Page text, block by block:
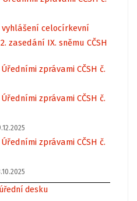
vyhlášení celocírkevní
zasedání IX. sněmu CČSH
zprávami CČSH č.
zprávami CČSH č.
zprávami CČSH č.
desku